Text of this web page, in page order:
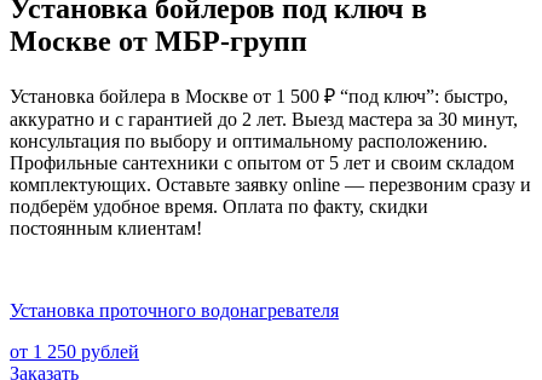
Установка бойлеров под ключ в
Москве от МБР-групп
Установка бойлера в Москве от 1 500 ₽ “под ключ”: быстро,
аккуратно и с гарантией до 2 лет. Выезд мастера за 30 минут,
консультация по выбору и оптимальному расположению.
Профильные сантехники с опытом от 5 лет и своим складом
комплектующих. Оставьте заявку online — перезвоним сразу и
подберём удобное время. Оплата по факту, скидки
постоянным клиентам!
Установка проточного водонагревателя
от 1 250 рублей
Заказать